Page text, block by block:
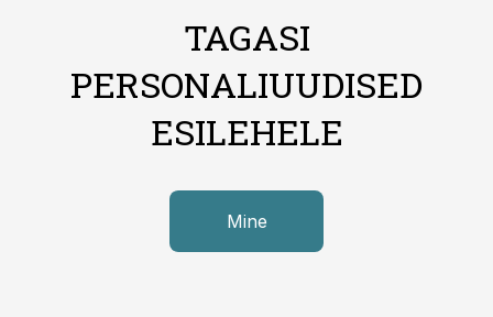
TAGASI
PERSONALIUUDISED
ESILEHELE
Mine